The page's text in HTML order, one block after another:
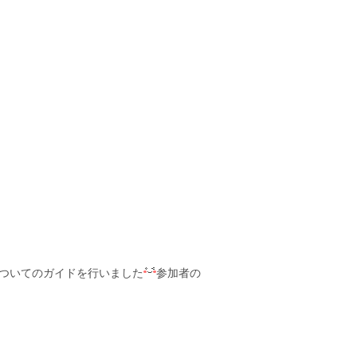
いてのガイドを行いました 参加者の